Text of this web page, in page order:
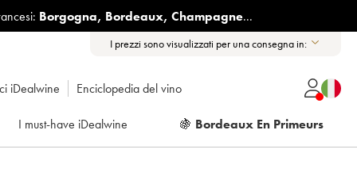
Borgogna, Bordeaux, Champagne...
I prezzi sono visualizzati per una consegna in:
iDealwine Enciclopedia del vino
I must-have iDealwine 🍇 Bordeaux En Primeurs